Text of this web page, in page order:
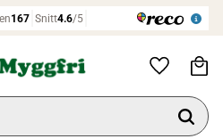
Favoriter